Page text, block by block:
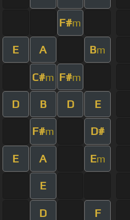
F#m
E A Bm
C#m F#m
D B D E
F#m D#
E A Em
E
D F